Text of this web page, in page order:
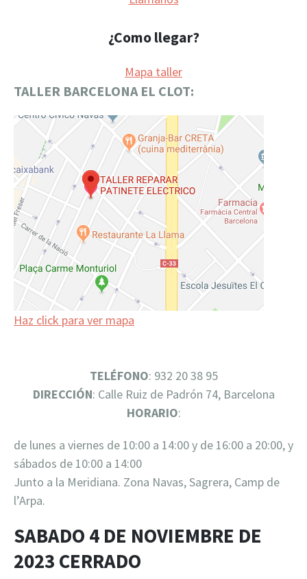
¿Como llegar?
Mapa taller
TALLER BARCELONA EL CLOT:
Haz click para ver mapa
TELÉFONO: 932 20 38 95
DIRECCIÓN: Calle Ruiz de Padrón 74, Barcelona
HORARIO:
de lunes a viernes de 10:00 a 14:00 y de 16:00 a 20:00, y
sábados de 10:00 a 14:00
Junto a la Meridiana. Zona Navas, Sagrera, Camp de
l’Arpa.
SABADO 4 DE NOVIEMBRE DE
2023 CERRADO